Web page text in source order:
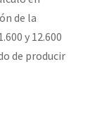
de la
y 12.600
de producir